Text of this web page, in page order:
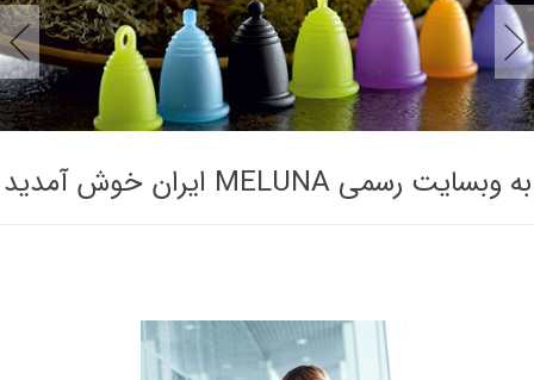
ورود به سیستم
فهرست علاقمندیها
به وبسایت رسمی MELUNA ایران خوش آمدید